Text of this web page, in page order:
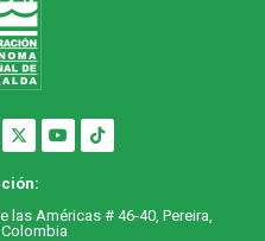
las Américas # 46-40, Pereira,